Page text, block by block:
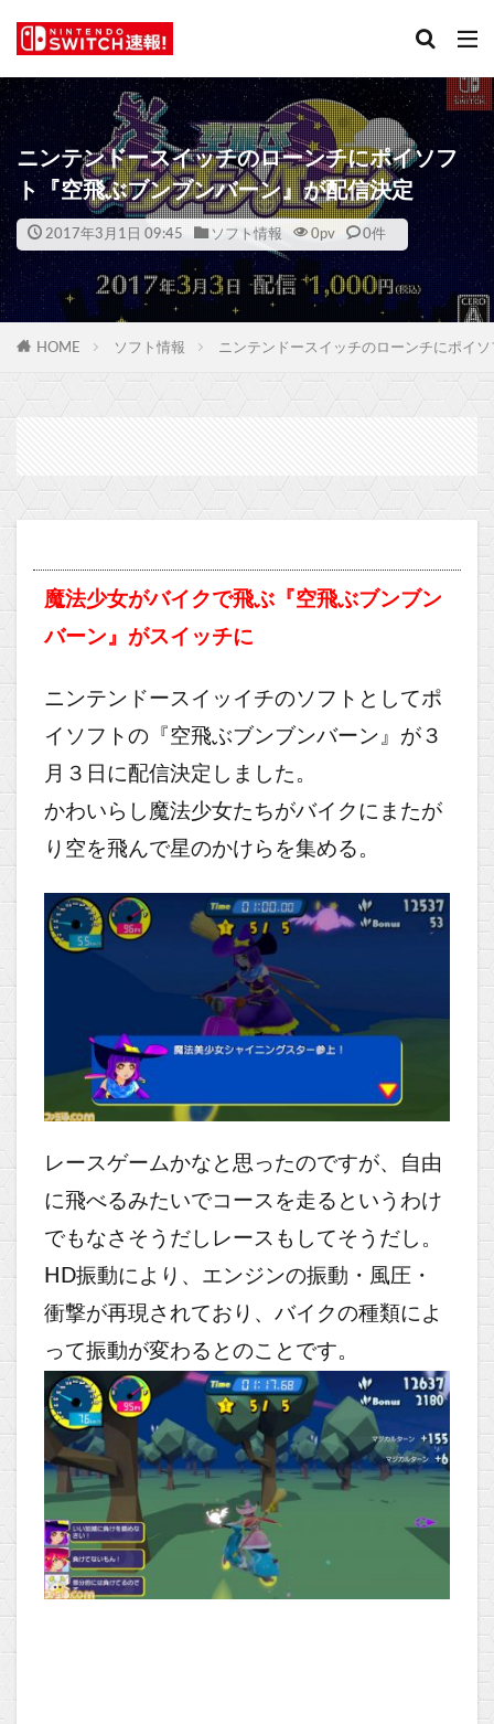
ニンテンドースイッチのローンチにポイソフ
ト『空飛ぶブンブンバーン』が配信決定
2017年3月1日 09:45 ソフト情報 0pv 0件
HOME ソフト情報 ニンテンドースイッチのローンチにポイ
魔法少女がバイクで飛ぶ『空飛ぶブンブン
バーン』がスイッチに
ニンテンドースイッイチのソフトとしてポ
イソフトの『空飛ぶブンブンバーン』が３
月３日に配信決定しました。
かわいらし魔法少女たちがバイクにまたが
り空を飛んで星のかけらを集める。
レースゲームかなと思ったのですが、自由
に飛べるみたいでコースを走るというわけ
でもなさそうだしレースもしてそうだし。
HD振動により、エンジンの振動・風圧・
衝撃が再現されており、バイクの種類によ
って振動が変わるとのことです。